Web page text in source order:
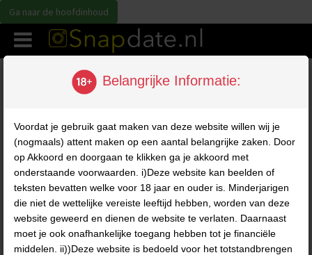
Ga naar de hoofdinhoud
Disclaimer voor volwassenen
Disclaimer voor volwassenen
De inhoud van deze website is uitsluitend bestemd voor
volwassenen en kan afbeeldingen en materiaal bevatten dat
sommige bezoekers als aanstootgevend kunnen ervaren. Indien u
jonger bent dan 18 jaar, indien dit materiaal u beledigt, of indien het in
uw land verboden is om dergelijk materiaal te bekijken, bezoek deze
website dan NIET. Op deze website zijn de volgende voorwaarden
van toepassing. Door gebruik te maken van deze website verklaart u
akkoord te gaan met de volgende voorwaarden:
Belangrijke Informatie:
Voordat je gebruik gaat maken van deze website willen wij je
(nogmaals) attent maken op een aantal belangrijke zaken. Door
op Akkoord en doorgaan te klikken ga je akkoord met
onderstaande voorwaarden. i)Deze website kan beelden of
teksten bevatten welke voor 18 jaar en ouder is. Minderjarigen
die niet de wettelijke vereiste leeftijd hebben, worden van deze
website geweerd en dienen de website te verlaten. Daarnaast
moet je ook onafhankelijke toegang hebben tot je financiële
middelen. ii))Deze website is bedoeld voor het totstandbrengen